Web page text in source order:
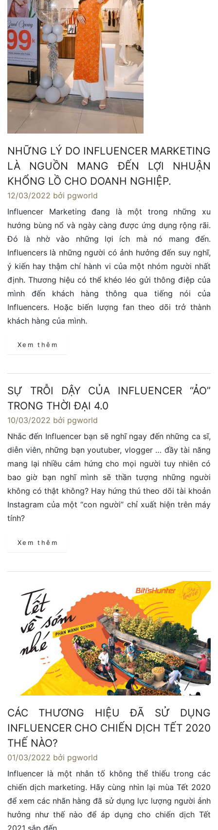
NHỮNG LÝ DO INFLUENCER MARKETING
LÀ NGUỒN MANG ĐẾN LỢI NHUẬN
KHỔNG LỒ CHO DOANH NGHIỆP.
12/03/2022 bởi pgworld
Influencer Marketing đang là một trong những xu
hướng bùng nổ và ngày càng được ứng dụng rộng rãi.
Đó là nhờ vào những lợi ích mà nó mang đến.
Influencers là những người có ảnh hưởng đến suy nghĩ,
ý kiến hay thậm chí hành vi của một nhóm người nhất
định. Thương hiệu có thể khéo léo gửi thông điệp của
mình đến khách hàng thông qua tiếng nói của
Influencers. Hoặc biến lượng fan theo dõi trở thành
khách hàng của mình.
Xem thêm
SỰ TRỖI DẬY CỦA INFLUENCER “ẢO”
TRONG THỜI ĐẠI 4.0
10/03/2022 bởi pgworld
Nhắc đến Influencer bạn sẽ nghĩ ngay đến những ca sĩ,
diễn viên, những bạn youtuber, vlogger … đầy tài năng
mang lại nhiều cảm hứng cho mọi người tuy nhiên có
bao giờ bạn nghĩ mình sẽ thần tượng những người
không có thật không? Hay hứng thú theo dõi tài khoản
Instagram của một “con người” chỉ xuất hiện trên máy
tính?
Xem thêm
CÁC THƯƠNG HIỆU ĐÃ SỬ DỤNG
INFLUENCER CHO CHIẾN DỊCH TẾT 2020
THẾ NÀO?
01/03/2022 bởi pgworld
Influencer là một nhân tố không thể thiếu trong các
chiến dịch marketing. Hãy cùng nhìn lại mùa Tết 2020
để xem các nhãn hàng đã sử dụng lực lượng người ảnh
hưởng như thế nào để áp dụng cho chiến dịch Tết
2021 sắp đến.